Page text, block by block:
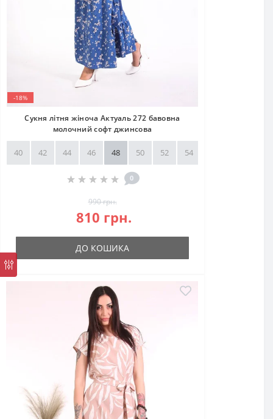
-18%
Сукня літня жіноча Актуаль 272 бавовна
молочний софт джинсова
40 42 44 46 48 50 52 54
0
990 грн.
810 грн.
ДО КОШИКА